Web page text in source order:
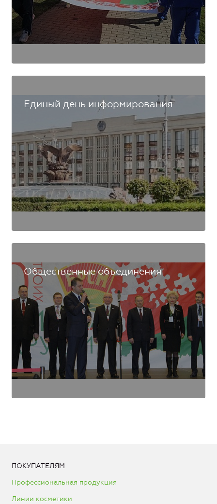
Единый день информирования
Общественные объединения
ПОКУПАТЕЛЯМ
Профессиональная продукция
Линии косметики